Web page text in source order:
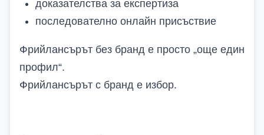
доказателства за експертиза
последователно онлайн присъствие
Фрийлансърът без бранд е просто „още един
профил“.
Фрийлансърът с бранд е избор.